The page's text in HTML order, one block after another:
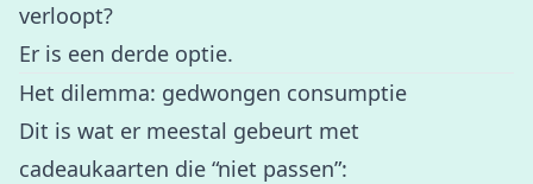
verloopt?
Er is een derde optie.
Het dilemma: gedwongen consumptie
Dit is wat er meestal gebeurt met
cadeaukaarten die “niet passen”: